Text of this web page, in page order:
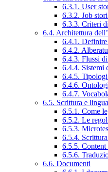
6.3.1. User
6.3.2. Job
6.3.3. Criteri
6.4. Architettura
6.4.1. Definire
6.4.2.
6.4.3. Flussi
6.4.4. Sistemi
6.4.5.
6.4.6.
6.4.7.
6.5. Scrittura e
6.5.1. Come
6.5.2. Le
6.5.3.
6.5.4.
6.5.5.
6.5.6.
6.6. Documenti